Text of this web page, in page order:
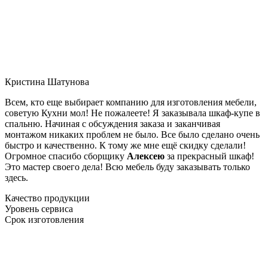
Кристина Шатунова
Всем, кто еще выбирает компанию для изготовления мебели,
советую Кухни мол! Не пожалеете! Я заказывала шкаф-купе в
спальню. Начиная с обсуждения заказа и заканчивая
монтажом никаких проблем не было. Все было сделано очень
быстро и качественно. К тому же мне ещё скидку сделали!
Огромное спасибо сборщику Алексею за прекрасный шкаф!
Это мастер своего дела! Всю мебель буду заказывать только
здесь.
Качество продукции
Уровень сервиса
Срок изготовления